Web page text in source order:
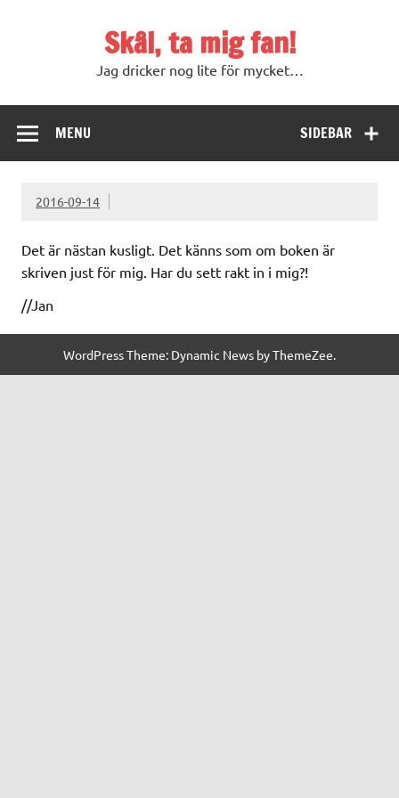
Skål, ta mig fan!
Jag dricker nog lite för mycket…
SIDEBAR
MENU
2016-09-14
Det är nästan kusligt. Det känns som om boken är
skriven just för mig. Har du sett rakt in i mig?!
//Jan
WordPress Theme: Dynamic News by ThemeZee.